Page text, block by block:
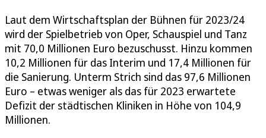
Laut dem Wirtschaftsplan der Bühnen für 2023/24
wird der Spielbetrieb von Oper, Schauspiel und Tanz
mit 70,0 Millionen Euro bezuschusst. Hinzu kommen
10,2 Millionen für das Interim und 17,4 Millionen für
die Sanierung. Unterm Strich sind das 97,6 Millionen
Euro – etwas weniger als das für 2023 erwartete
Defizit der städtischen Kliniken in Höhe von 104,9
Millionen.